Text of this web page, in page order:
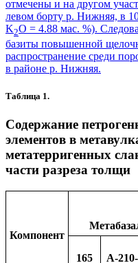
отмечены и на другом
левом борту р. Нижняя, в
K2O = 4.88 мас. %).
базиты повышенной
распространение среди
в районе р. Нижняя.
Таблица 1.
Содержание
элементов в
метатерригенных
части разреза толщи
Компонент
165
A-210-